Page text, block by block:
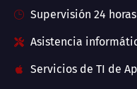
Supervisión 24
Asistencia
Servicios de TI de